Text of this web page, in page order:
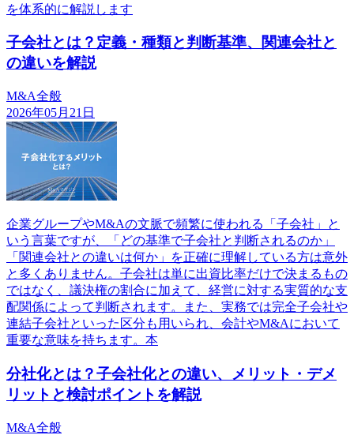
を体系的に解説します
子会社とは？定義・種類と判断基準、関連会社と
の違いを解説
M&A全般
2026年05月21日
企業グループやM&Aの文脈で頻繁に使われる「子会社」と
いう言葉ですが、「どの基準で子会社と判断されるのか」
「関連会社との違いは何か」を正確に理解している方は意外
と多くありません。子会社は単に出資比率だけで決まるもの
ではなく、議決権の割合に加えて、経営に対する実質的な支
配関係によって判断されます。また、実務では完全子会社や
連結子会社といった区分も用いられ、会計やM&Aにおいて
重要な意味を持ちます。本
分社化とは？子会社化との違い、メリット・デメ
リットと検討ポイントを解説
M&A全般